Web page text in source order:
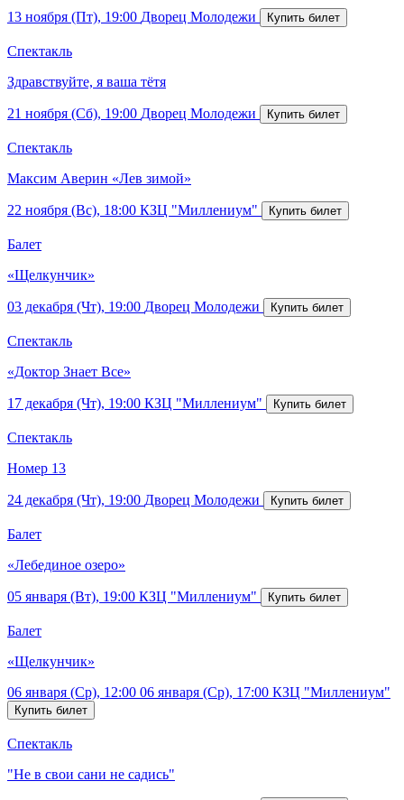
13 ноября (Пт), 19:00 Дворец Молодежи
Спектакль
Здравствуйте, я ваша тётя
21 ноября (Сб), 19:00 Дворец Молодежи
Спектакль
Максим Аверин «Лев зимой»
22 ноября (Вс), 18:00 КЗЦ "Миллениум"
Балет
«Щелкунчик»
03 декабря (Чт), 19:00 Дворец Молодежи
Спектакль
«Доктор Знает Все»
17 декабря (Чт), 19:00 КЗЦ "Миллениум"
Спектакль
Номер 13
24 декабря (Чт), 19:00 Дворец Молодежи
Балет
«Лебединое озеро»
05 января (Вт), 19:00 КЗЦ "Миллениум"
Балет
«Щелкунчик»
06 января (Ср), 12:00 06 января (Ср), 17:00 КЗЦ "Миллениум"
Спектакль
"Не в свои сани не садись"